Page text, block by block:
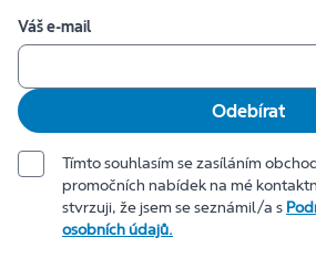
Váš e-mail
Odebírat
Tímto souhlasím se zasíláním
promočních nabídek na mé
stvrzuji, že jsem se seznámil/a s
osobních údajů.